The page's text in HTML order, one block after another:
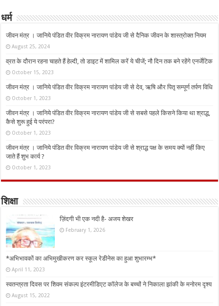
धर्म
जीवन मंत्र । जानिये पंडित वीर विक्रम नारायण पांडेय जी से दैनिक जीवन के शास्त्रोक्त नियम
August 25, 2024
व्रत के दौरान रहना चाहते हैं हेल्दी, तो डाइट में शामिल करें ये चीजें; नौ दिन तक बने रहेंगे एनर्जेटिक
October 15, 2023
जीवन मंत्र । जानिये पंडित वीर विक्रम नारायण पांडेय जी से देव, ऋषि और पितृ सम्पूर्ण तर्पण विधि
October 1, 2023
जीवन मंत्र । जानिये पंडित वीर विक्रम नारायण पांडेय जी से सबसे पहले किसने किया था श्राद्ध,
कैसे शुरू हुई ये परंपरा?
October 1, 2023
जीवन मंत्र । जानिये पंडित वीर विक्रम नारायण पांडेय जी से श्राद्ध पक्ष के समय क्यों नहीं किए
जाते हैं शुभ कार्य ?
October 1, 2023
शिक्षा
ज़िंदगी भी एक नदी है- अजय शेखर
February 1, 2026
*अभिभावकों का अभिमुखीकरण कर स्कूल रेडीनेस का हुआ शुभारम्भ*
April 11, 2023
स्वतन्त्रता दिवस पर शिवम संकल्प इंटरमीडिएट कॉलेज के बच्चों ने निकाला झांकी के मनोरम दृश्य
August 15, 2022